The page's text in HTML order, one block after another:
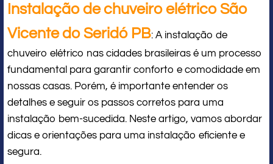
Instalação de chuveiro elétrico São
Vicente do Seridó PB: A instalação de
chuveiro elétrico nas cidades brasileiras é um processo
fundamental para garantir conforto e comodidade em
nossas casas. Porém, é importante entender os
detalhes e seguir os passos corretos para uma
instalação bem-sucedida. Neste artigo, vamos abordar
dicas e orientações para uma instalação eficiente e
segura.